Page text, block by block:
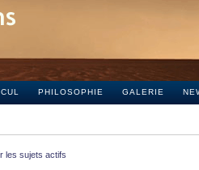
PHILOSOPHIE GALERIE
les sujets actifs